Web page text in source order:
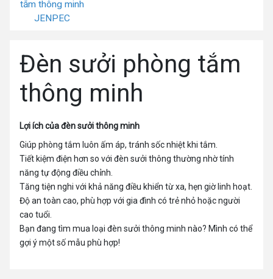
tắm thông minh
JENPEC
Đèn sưởi phòng tắm
thông minh
Lợi ích của đèn sưởi thông minh
Giúp phòng tắm luôn ấm áp, tránh sốc nhiệt khi tắm.
Tiết kiệm điện hơn so với đèn sưởi thông thường nhờ tính
năng tự động điều chỉnh.
Tăng tiện nghi với khả năng điều khiển từ xa, hẹn giờ linh hoạt.
Độ an toàn cao, phù hợp với gia đình có trẻ nhỏ hoặc người
cao tuổi.
Bạn đang tìm mua loại đèn sưởi thông minh nào? Mình có thể
gợi ý một số mẫu phù hợp!